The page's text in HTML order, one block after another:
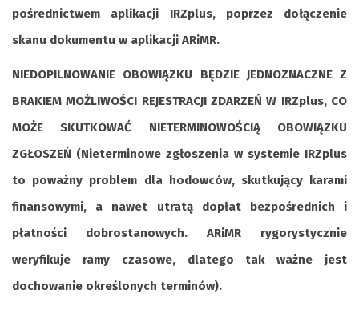
pośrednictwem aplikacji IRZplus, poprzez dołączenie
skanu dokumentu w aplikacji ARiMR.
NIEDOPILNOWANIE OBOWIĄZKU BĘDZIE JEDNOZNACZNE Z
BRAKIEM MOŻLIWOŚCI REJESTRACJI ZDARZEŃ W IRZplus, CO
MOŻE SKUTKOWAĆ NIETERMINOWOŚCIĄ OBOWIĄZKU
ZGŁOSZEŃ (Nieterminowe zgłoszenia w systemie IRZplus
to poważny problem dla hodowców, skutkujący karami
finansowymi, a nawet utratą dopłat bezpośrednich i
płatności dobrostanowych. ARiMR rygorystycznie
weryfikuje ramy czasowe, dlatego tak ważne jest
dochowanie określonych terminów).